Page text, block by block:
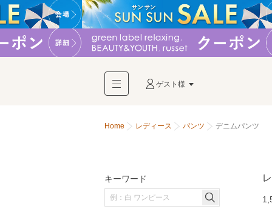
ゲスト様
Home レディース パンツ デニムパンツ
キーワード